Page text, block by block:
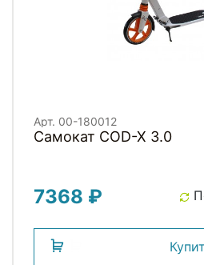
Арт. 00-180012
Самокат COD-X 3.0
7368 ₽